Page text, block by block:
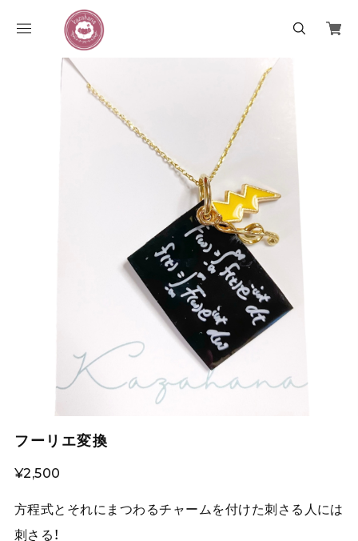
フーリエ変換
¥2,500
方程式とそれにまつわるチャームを付けた刺さる人には
刺さる！